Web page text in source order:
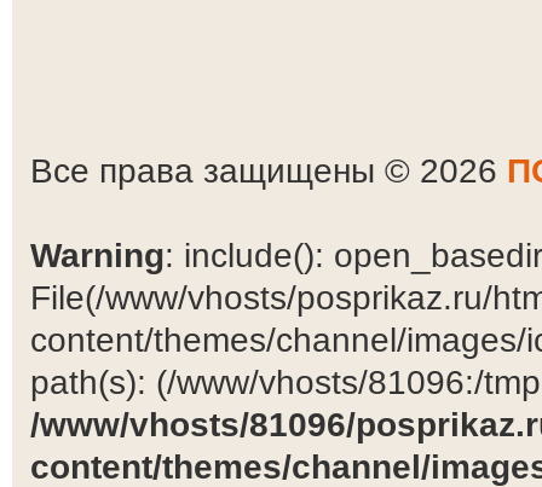
Все права защищены © 2026
Warning: include():
File(/www/vhosts/posprikaz.ru/
content/themes/channel/
path(s): (/www/vhosts/81096:/
/www/vhosts/81096/
content/themes/channel/